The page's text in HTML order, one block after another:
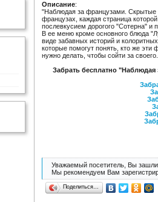
Описание:
"Наблюдая за французами. Скрытые
французах, каждая страница
послевкусием дорогого "Сотерна"
В ее меню кроме основного блюда
виде забавных историй и
которые помогут понять, кто же
нужно делать, чтобы сойти за своего.
Забрать бесплатно
Уважаемый посетитель, Вы зашли
Мы рекомендуем Вам
Поделиться…